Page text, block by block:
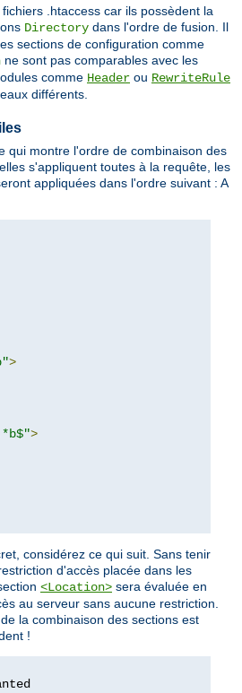
.htaccess car ils possèdent la
Directory dans l'ordre de fusion. Il
sections de configuration comme
ne sont pas comparables avec les
comme Header ou RewriteRule
différents.
qui montre l'ordre de combinaison des
s'appliquent toutes à la requête, les
appliquées dans l'ordre suivant : A
>
>
considérez ce qui suit. Sans tenir
d'accès placée dans les
<Location> sera évaluée en
au serveur sans aucune restriction.
la combinaison des sections est
!